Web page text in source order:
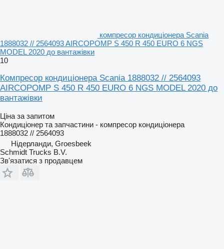
компресор кондиціонера Scania
1888032 // 2564093 AIRCOPOMP S 450 R 450 EURO 6 NGS
MODEL 2020 до вантажівки
10
Компресор кондиціонера Scania 1888032 // 2564093
AIRCOPOMP S 450 R 450 EURO 6 NGS MODEL 2020 до
вантажівки
Ціна за запитом
Кондиціонер та запчастини - компресор кондиціонера
1888032 // 2564093
Нідерланди, Groesbeek
Schmidt Trucks B.V.
Зв'язатися з продавцем